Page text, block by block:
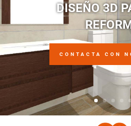
DISEÑO 3D
CONTACTA CON